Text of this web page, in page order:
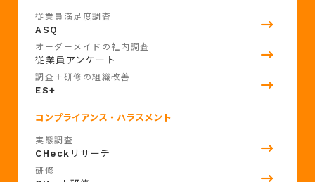
従業員満足度調査
ASQ
オーダーメイドの社内調査
従業員アンケート
調査＋研修の組織改善
ES+
コンプライアンス・ハラスメント
実態調査
CHeck リサーチ
研修